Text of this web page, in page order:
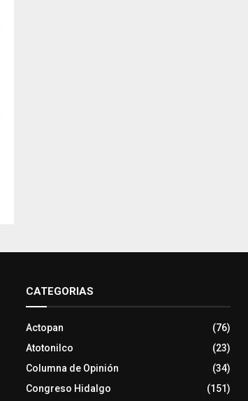
CATEGORIAS
Actopan
(76)
Atotonilco
(23)
Columna de Opinión
(34)
Congreso Hidalgo
(151)